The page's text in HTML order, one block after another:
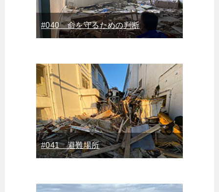
#040 命を守るための判断
#041 避難場所